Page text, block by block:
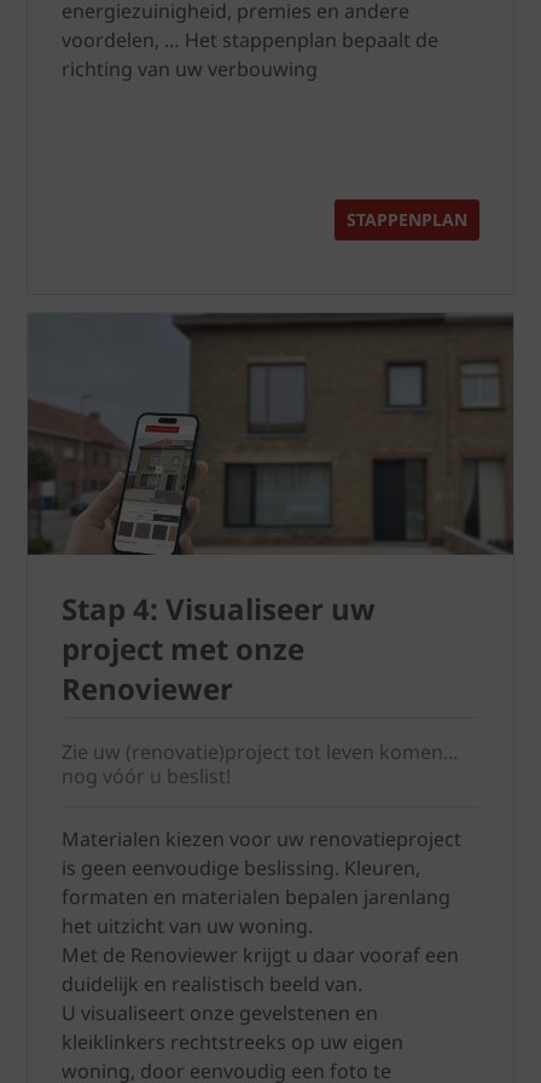
energiezuinigheid, premies en andere
voordelen, … Het stappenplan bepaalt de
richting van uw verbouwing
STAPPENPLAN
Stap 4: Visualiseer uw
project met onze
Renoviewer
Zie uw (renovatie)project tot leven komen...
nog vóór u beslist!
Materialen kiezen voor uw renovatieproject
is geen eenvoudige beslissing. Kleuren,
formaten en materialen bepalen jarenlang
het uitzicht van uw woning.
Met de Renoviewer krijgt u daar vooraf een
duidelijk en realistisch beeld van.
U visualiseert onze gevelstenen en
kleiklinkers rechtstreeks op uw eigen
woning, door eenvoudig een foto te